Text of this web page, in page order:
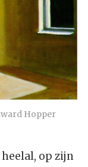
Hopper
op zijn